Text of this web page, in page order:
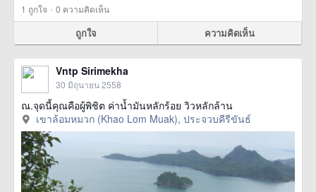
1 ถูกใจ · 0 ความคิดเห็น
ถูกใจ ความคิดเห็น
Vntp Sirimekha
30 มิถุนายน 2558
ณ.จุดนี้คุณคือผู้พิชิต ค่าน้ำมันหลักร้อย วิวหลักล้าน
เขาล้อมหมวก (Khao Lom Muak), ประจวบคีรีขันธ์